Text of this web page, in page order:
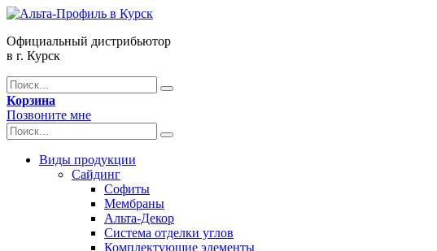
Официальный дистрибьютор
в г. Курск
Корзина
Позвоните мне
Виды продукции
Сайдинг
Софиты
Мембраны
Альта-Декор
Система отделки углов
Комплектующие элементы